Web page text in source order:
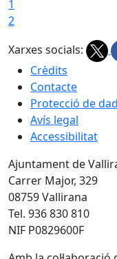
1
2
Xarxes socials:
Crèdits
Contacte
Protecció de
Avís legal
Accessibilitat
Ajuntament de
Carrer Major, 329
08759 Vallirana
Tel. 936 830 810
NIF P0829600F